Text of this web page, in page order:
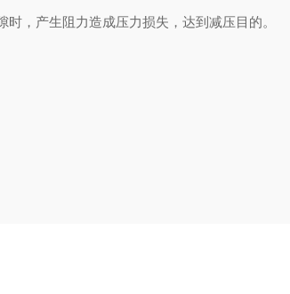
产生阻力造成压力损失，达到减压目的。